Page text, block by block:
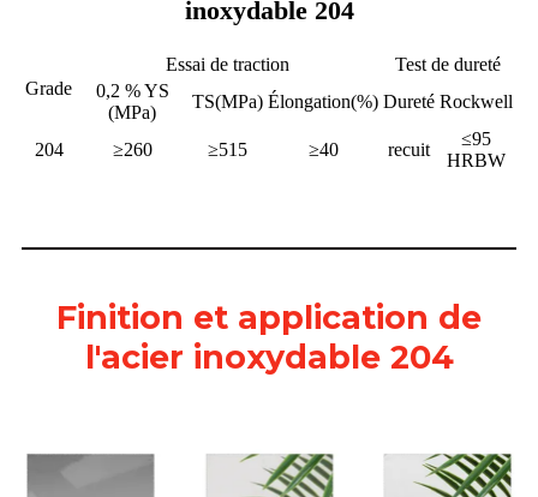
inoxydable 204
Grade
Essai de traction
Test de dureté
0,2 % YS
(MPa)
TS(MPa) Élongation(%) Dureté Rockwell
204 ≥260 ≥515 ≥40 recuit
≤95
HRBW
Finition et application de
l'acier inoxydable 204